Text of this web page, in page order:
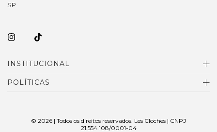
SP
INSTITUCIONAL
POLÍTICAS
© 2026 | Todos os direitos reservados. Les Cloches | CNPJ
21.554.108/0001-04